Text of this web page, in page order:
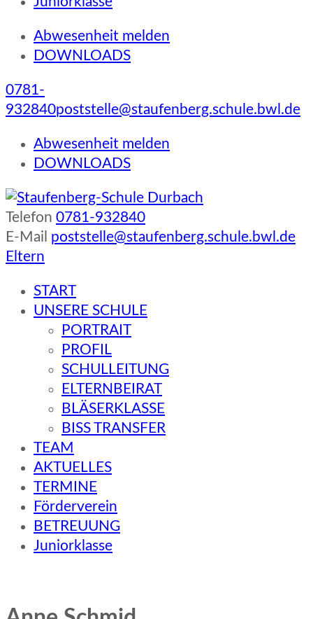
Abwesenheit melden
DOWNLOADS
0781-
932840poststelle@staufenberg.schule.bwl.de
Abwesenheit melden
DOWNLOADS
Staufenberg-Schule Durbach
Telefon 0781-932840
E-Mail poststelle@staufenberg.schule.bwl.de
Eltern
START
UNSERE SCHULE
PORTRAIT
PROFIL
SCHULLEITUNG
ELTERNBEIRAT
BLÄSERKLASSE
BISS TRANSFER
TEAM
AKTUELLES
TERMINE
Förderverein
BETREUUNG
Juniorklasse